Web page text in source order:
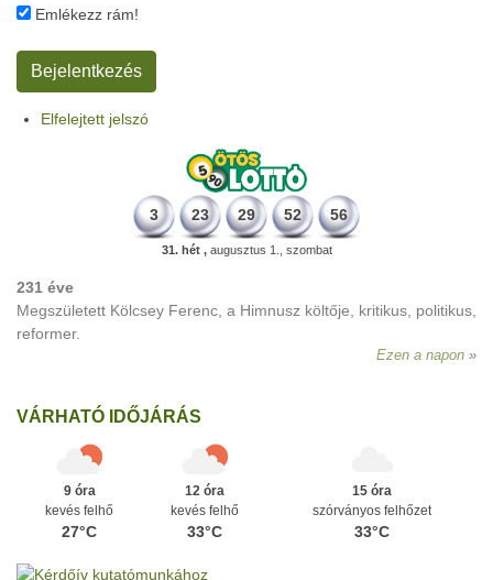
Emlékezz rám!
Elfelejtett jelszó
3 23 29 52 56
31. hét ,augusztus 1., szombat
231 éve
Megszületett Kölcsey Ferenc, a Himnusz költője, kritikus, politikus,
reformer.
Ezen a napon
VÁRHATÓ IDŐJÁRÁS
9 óra
kevés felhő
27°C
12 óra
kevés felhő
33°C
15 óra
szórványos felhőzet
33°C